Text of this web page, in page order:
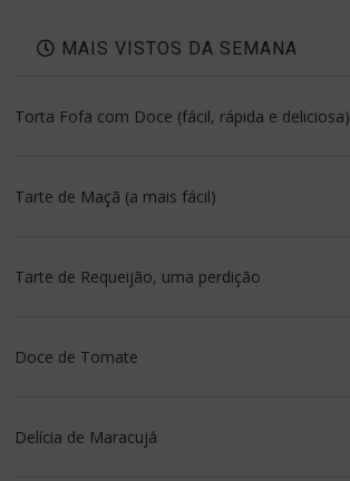
MAIS VISTOS DA SEMANA
Torta Fofa com Doce (fácil, rápida e deliciosa)
Tarte de Maçã (a mais fácil)
Tarte de Requeijão, uma perdição
Doce de Tomate
Delícia de Maracujá